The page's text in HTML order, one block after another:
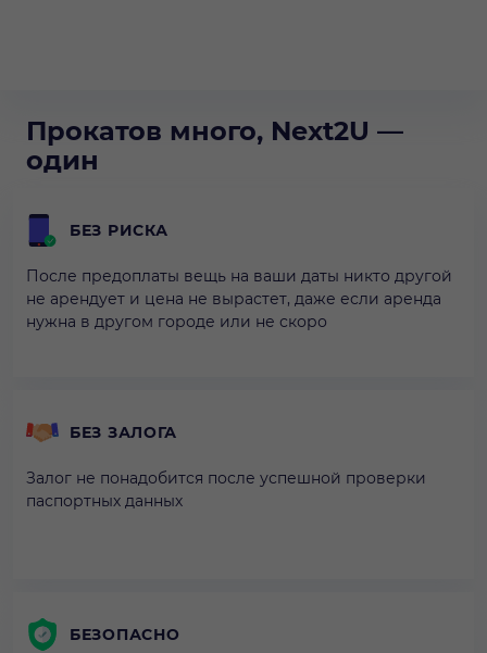
Прокатов много, Next2U —
один
БЕЗ РИСКА
После предоплаты вещь на ваши даты никто другой
не арендует и цена не вырастет, даже если аренда
нужна в другом городе или не скоро
БЕЗ ЗАЛОГА
Залог не понадобится после успешной проверки
паспортных данных
БЕЗОПАСНО